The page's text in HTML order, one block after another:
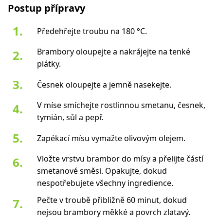
Postup přípravy
Předehřejte troubu na 180 °C.
Brambory oloupejte a nakrájejte na tenké
plátky.
Česnek oloupejte a jemně nasekejte.
V míse smíchejte rostlinnou smetanu, česnek,
tymián, sůl a pepř.
Zapékací mísu vymažte olivovým olejem.
Vložte vrstvu brambor do mísy a přelijte částí
smetanové směsi. Opakujte, dokud
nespotřebujete všechny ingredience.
Pečte v troubě přibližně 60 minut, dokud
nejsou brambory měkké a povrch zlatavý.